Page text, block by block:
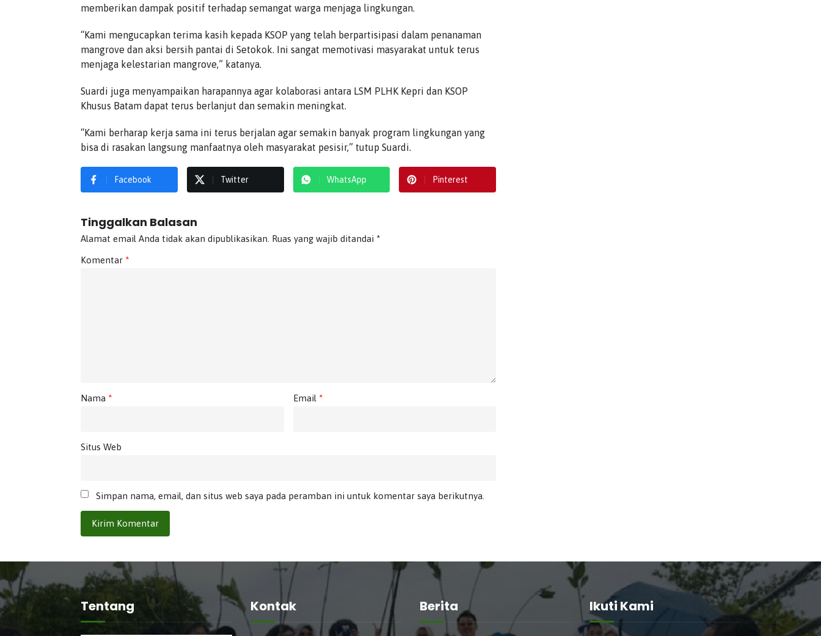
memberikan dampak positif terhadap semangat warga menjaga lingkungan.
“Kami mengucapkan terima kasih kepada KSOP yang telah berpartisipasi dalam penanaman
mangrove dan aksi bersih pantai di Setokok. Ini sangat memotivasi masyarakat untuk terus
menjaga kelestarian mangrove,” katanya.
Suardi juga menyampaikan harapannya agar kolaborasi antara LSM PLHK Kepri dan KSOP
Khusus Batam dapat terus berlanjut dan semakin meningkat.
“Kami berharap kerja sama ini terus berjalan agar semakin banyak program lingkungan yang
bisa di rasakan langsung manfaatnya oleh masyarakat pesisir,” tutup Suardi.
Facebook Twitter WhatsApp Pinterest
Tinggalkan Balasan
Alamat email Anda tidak akan dipublikasikan. Ruas yang wajib ditandai *
Komentar *
Nama * Email *
Situs Web
Simpan nama, email, dan situs web saya pada peramban ini untuk komentar saya berikutnya.
Tentang Kontak Berita Ikuti Kami